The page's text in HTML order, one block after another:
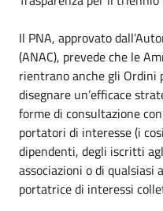
Il PNA, approvato
(ANAC), prevede che le
rientrano anche gli Ordini
disegnare un’efficace
forme di consultazione
portatori di interesse (i
dipendenti, degli iscritti
associazioni o di qualsiasi
portatrice di interessi